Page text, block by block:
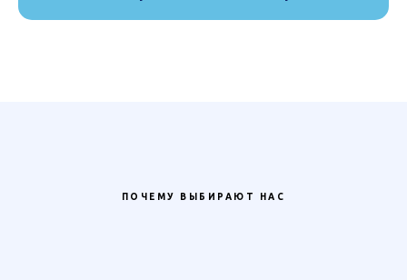
ПОЧЕМУ ВЫБИРАЮТ НАС